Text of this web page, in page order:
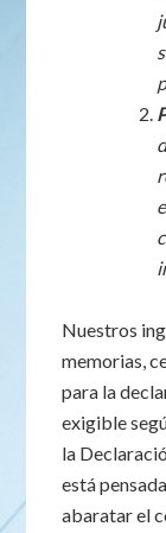
Nuestros
memorias,
para la
exigible
la
está
abaratar el